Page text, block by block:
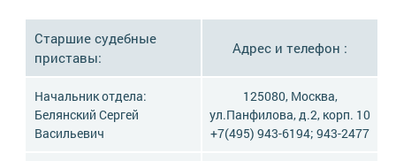
Старшие судебные
приставы:
Адрес и телефон :
Начальник отдела:
Белянский Сергей
Васильевич
125080, Москва,
ул.Панфилова, д.2, корп. 10
+7(495) 943-6194; 943-2477